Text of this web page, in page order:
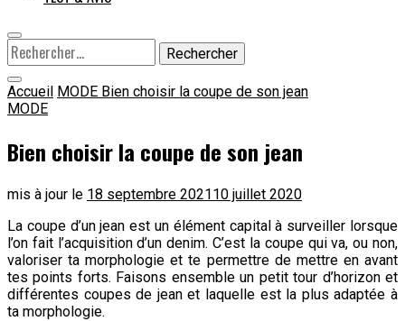
Rechercher :
Accueil MODE Bien choisir la coupe de son jean
MODE
Bien choisir la coupe de son jean
mis à jour le 18 septembre 202110 juillet 2020
La coupe d’un jean est un élément capital à surveiller lorsque
l’on fait l’acquisition d’un denim. C’est la coupe qui va, ou non,
valoriser ta morphologie et te permettre de mettre en avant
tes points forts. Faisons ensemble un petit tour d’horizon et
différentes coupes de jean et laquelle est la plus adaptée à
ta morphologie.